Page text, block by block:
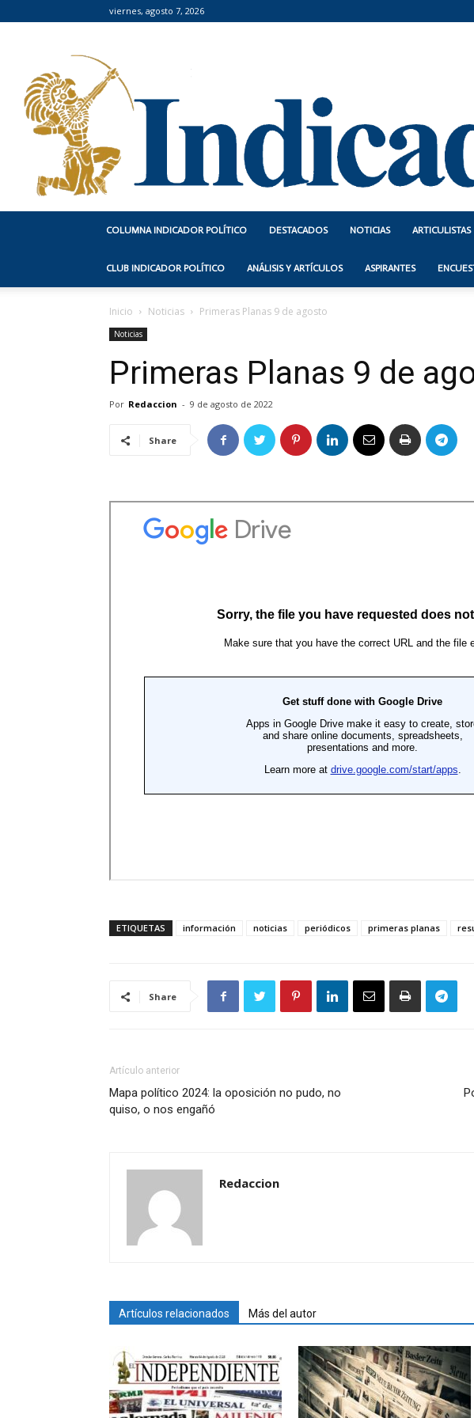
viernes, agosto 7, 2026
COLUMNA INDICADOR POLÍTICO DESTACADOS NOTICIAS ARTICULISTAS
CLUB INDICADOR POLÍTICO ANÁLISIS Y ARTÍCULOS ASPIRANTES
Inicio Noticias Primeras Planas 9 de agosto
Noticias
Primeras Planas 9 de
Por Redaccion - 9 de agosto de 2022
Share
ETIQUETAS información noticias periódicos primeras planas
Share
Artículo anterior
Mapa político 2024: la oposición no pudo, no
quiso, o nos engañó
Redaccion
Artículos relacionados Más del autor